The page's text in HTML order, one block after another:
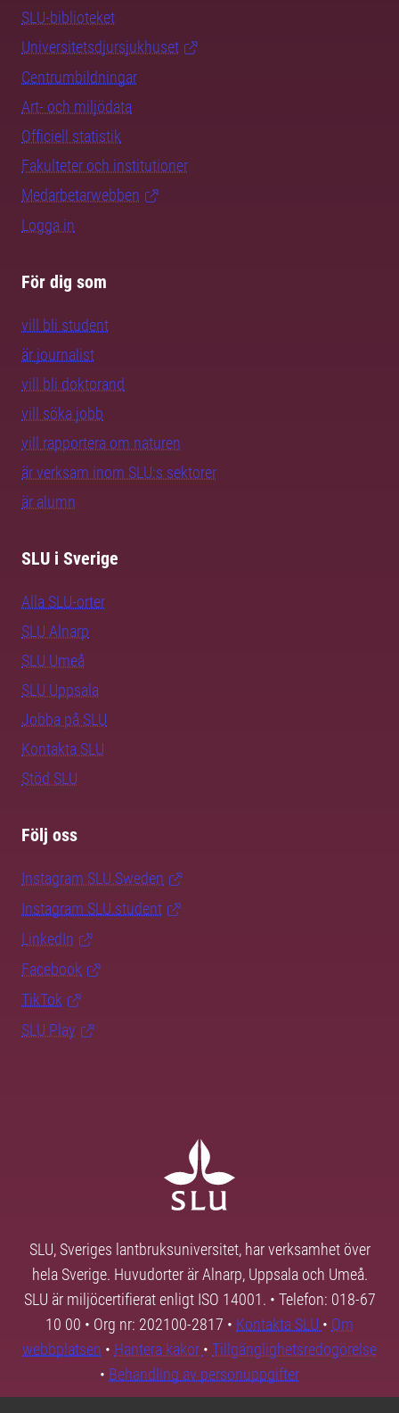
SLU-biblioteket
Universitetsdjursjukhuset
Centrumbildningar
Art- och miljödata
Officiell statistik
Fakulteter och institutioner
Medarbetarwebben
Logga in
För dig som
vill bli student
är journalist
vill bli doktorand
vill söka jobb
vill rapportera om naturen
är verksam inom SLU:s sektorer
är alumn
SLU i Sverige
Alla SLU-orter
SLU Alnarp
SLU Umeå
SLU Uppsala
Jobba på SLU
Kontakta SLU
Stöd SLU
Följ oss
Instagram SLU.Sweden
Instagram SLU.student
LinkedIn
Facebook
TikTok
SLU Play
SLU, Sveriges lantbruksuniversitet, har verksamhet över
hela Sverige. Huvudorter är Alnarp, Uppsala och Umeå.
SLU är miljöcertifierat enligt ISO 14001. • Telefon: 018-67
10 00 • Org nr: 202100-2817 • Kontakta SLU • Om
webbplatsen • Hantera kakor • Tillgänglighetsredogörelse
• Behandling av personuppgifter